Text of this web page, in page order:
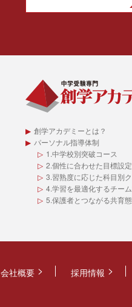
創学アカデミーとは？
パーソナル指導体制
1.中学校別突破コース
2.個性に合わせた目標設定
3.習熟度に応じた科目別
4.学習を最適化するチー
5.保護者とつながる共育
会社概要 採用情報